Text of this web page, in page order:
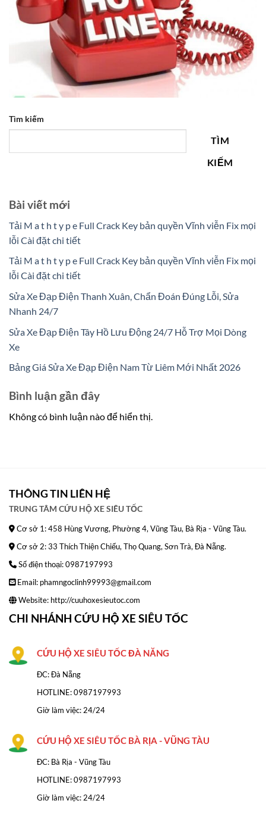
Tìm kiếm
TÌM
KIẾM
Bài viết mới
Tải M a t h t y p e Full Crack Key bản quyền Vĩnh viễn Fix mọi
lỗi Cài đặt chi tiết
Tải M a t h t y p e Full Crack Key bản quyền Vĩnh viễn Fix mọi
lỗi Cài đặt chi tiết
Sửa Xe Đạp Điện Thanh Xuân, Chẩn Đoán Đúng Lỗi, Sửa
Nhanh 24/7
Sửa Xe Đạp Điện Tây Hồ Lưu Động 24/7 Hỗ Trợ Mọi Dòng
Xe
Bảng Giá Sửa Xe Đạp Điện Nam Từ Liêm Mới Nhất 2026
Bình luận gần đây
Không có bình luận nào để hiển thị.
THÔNG TIN LIÊN HỆ
TRUNG TÂM CỨU HỘ XE SIÊU TỐC
Cơ sở 1: 458 Hùng Vương, Phường 4, Vũng Tàu, Bà Rịa - Vũng Tàu.
Cơ sở 2: 33 Thích Thiện Chiếu, Thọ Quang, Sơn Trà, Đà Nẵng.
Số điện thoại: 0987197993
Email: phamngoclinh99993@gmail.com
Website: http://cuuhoxesieutoc.com
CHI NHÁNH CỨU HỘ XE SIÊU TỐC
CỨU HỘ XE SIÊU TỐC ĐÀ NĂNG
ĐC: Đà Nẵng
HOTLINE:0987197993
Giờ làm việc: 24/24
CỨU HỘ XE SIÊU TỐC BÀ RỊA - VŨNG TÀU
ĐC: Bà Rịa - Vũng Tàu
HOTLINE: 0987197993
Giờ làm việc: 24/24